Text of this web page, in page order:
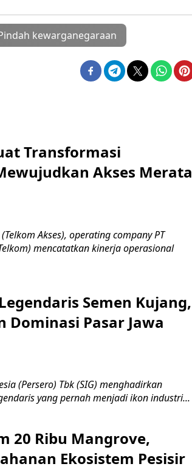
kewarganegaraan
Transformasi
Akses Merata
(Telkom Akses), operating company PT
mencatatkan kinerja operasional
Semen Kujang,
Dominasi Pasar Jawa
(Persero) Tbk (SIG) menghadirkan
yang pernah menjadi ikon industri...
20 Ribu Mangrove,
Ekosistem Pesisir